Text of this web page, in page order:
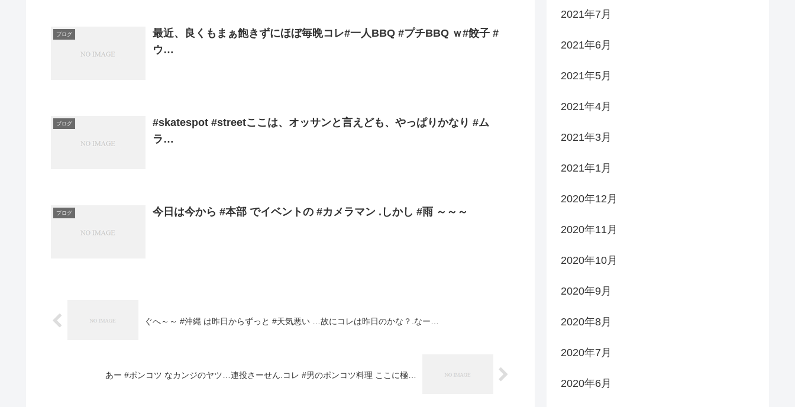
ブログ
最近、良くもまぁ飽きずにほぼ毎晩コレ#一人BBQ #プチBBQ ｗ#餃子 #
ウ…
ブログ
#skatespot #streetここは、オッサンと言えども、やっぱりかなり #ム
ラ…
ブログ 今日は今から #本部 でイベントの #カメラマン .しかし #雨 ～～～
ぐへ～～ #沖縄 は昨日からずっと #天気悪い …故にコレは昨日のかな？.なー…
あー #ポンコツ なカンジのヤツ…連投さーせん.コレ #男のポンコツ料理 ここに極…
2021年7月
2021年6月
2021年5月
2021年4月
2021年3月
2021年1月
2020年12月
2020年11月
2020年10月
2020年9月
2020年8月
2020年7月
2020年6月